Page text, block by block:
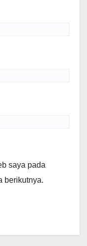
saya pada
berikutnya.